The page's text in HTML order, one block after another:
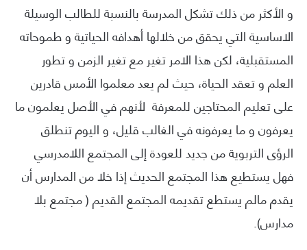
و الأكثر من ذلك تشكل المدرسة بالنسبة للطالب الوسيلة
الاساسية التي يحقق من خلالها أهدافه الحياتية و طموحاته
المستقبلية، لكن هذا الامر تغير مع تغير الزمن و تطور
العلم و تعقد الحياة، حيث لم يعد معلموا الأمس قادرين
على تعليم المحتاجين للمعرفة لأنهم في الأصل يعلمون ما
يعرفون و ما يعرفونه في الغالب قليل، و اليوم تنطلق
الرؤى التربوية من جديد للعودة إلى المجتمع اللامدرسي
فهل يستطيع هذا المجتمع الحديث إذا خلا من المدارس أن
يقدم مالم يستطع تقديمه المجتمع القديم ( مجتمع بلا
مدارس).